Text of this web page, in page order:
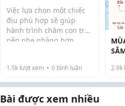
Cho Cả Mẹ Và Bé
Việc lựa chọn một chiếc
địu phù hợp sẽ giúp
hành trình chăm con trở
nên nhẹ nhàng hơn.
lên vai và hông giúp
giảm áp lực cho bố mẹ,
đồng thời hỗ trợ tư t...
1.5k lượt xem 0 bình luận 2.9k
Bài được xem nhiều